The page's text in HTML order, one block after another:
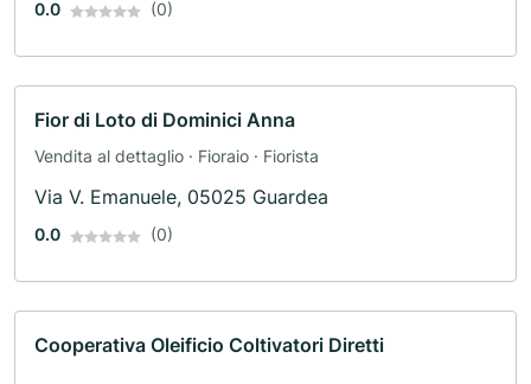
0.0 (0)
Fior di Loto di Dominici Anna
Vendita al dettaglio · Fioraio · Fiorista
Via V. Emanuele, 05025 Guardea
0.0 (0)
Cooperativa Oleificio Coltivatori Diretti